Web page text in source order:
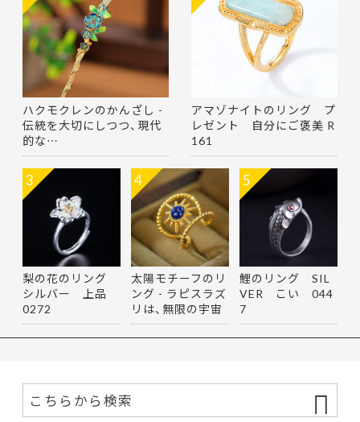
ハクモクレンのかんざし -
伝統を大切にしつつ、現代
的な…
アマゾナイトのリング プ
レゼント 自分にご褒美 R
161
梨の花のリング
シルバー 上品
0272
3
太陽モチーフのリ
ング - ラピスラズ
リは、無限の宇宙
を思…
4
鯉のリング SIL
VER こい 044
7
5